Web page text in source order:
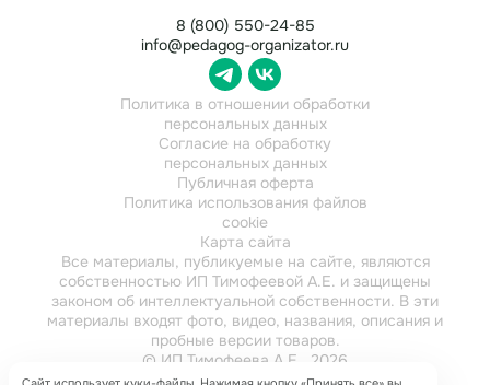
8 (800) 550-24-85
info@pedagog-organizator.ru
Политика в отношении обработки
персональных данных
Согласие на обработку
персональных данных
Публичная оферта
Политика использования файлов
cookie
Карта сайта
Все материалы, публикуемые на сайте, являются
собственностью ИП Тимофеевой А.Е. и защищены
законом об интеллектуальной собственности. В эти
материалы входят фото, видео, названия, описания и
пробные версии товаров.
© ИП Тимофеева А.Е., 2026
ИНН 784202616921